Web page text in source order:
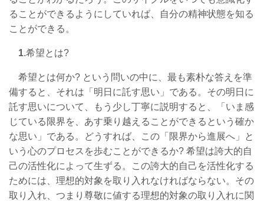
ることができるようにしていれば、自分の精神状態を知る
ことができる。
1.希望とは?
希望とは何か? という問いの中に、最も素朴な答えを準
備すると、それは「明日に託す思い」である。その明日に
託す思いについて、もう少し丁寧に説明すると、「いま感
じている限界を、あす乗り越えることができるという確か
な思い」である。どうすれば、この「限界から進展へ」と
いう心のプロセスを歩むことができるか? 希望は誇大的自
己の活性化によって生ずる。この誇大的自己を活性化する
ためには、理想的対象を取り入れなければならない。その
取り入れ、つまり尊敬に値する理想的対象の取り入れに関